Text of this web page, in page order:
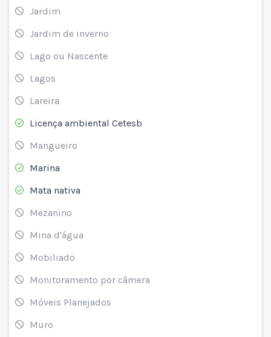
Jardim
Jardim de inverno
Lago ou Nascente
Lagos
Lareira
Licença ambiental Cetesb
Mangueiro
Marina
Mata nativa
Mezanino
Mina d'água
Mobiliado
Monitoramento por câmera
Móveis Planejados
Muro